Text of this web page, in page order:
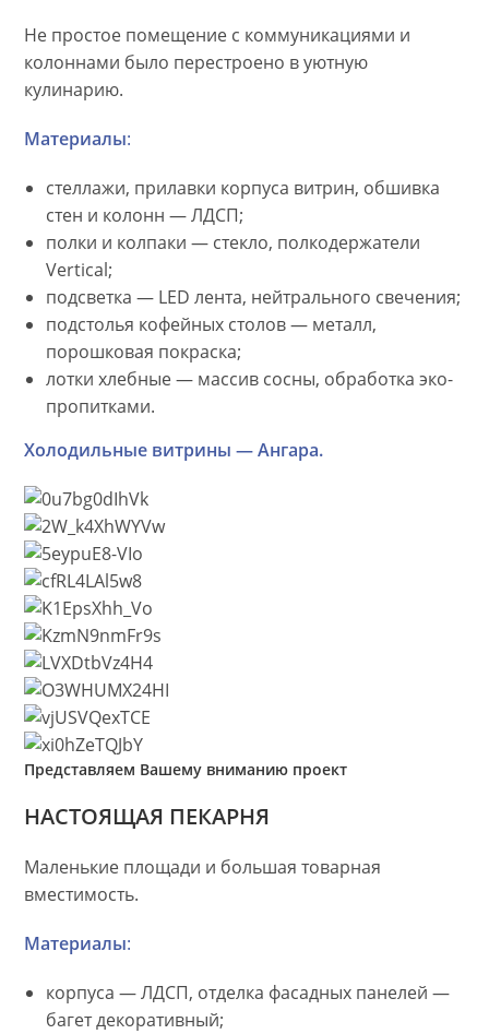
Не простое помещение с коммуникациями и
колоннами было перестроено в уютную
кулинарию.
Материалы:
стеллажи, прилавки корпуса витрин, обшивка
стен и колонн — ЛДСП;
полки и колпаки — стекло, полкодержатели
Vertical;
подсветка — LED лента, нейтрального свечения;
подстолья кофейных столов — металл,
порошковая покраска;
лотки хлебные — массив сосны, обработка эко-
пропитками.
Холодильные витрины — Ангара.
Представляем Вашему вниманию проект
НАСТОЯЩАЯ ПЕКАРНЯ
Маленькие площади и большая товарная
вместимость.
Материалы:
корпуса — ЛДСП, отделка фасадных панелей —
багет декоративный;